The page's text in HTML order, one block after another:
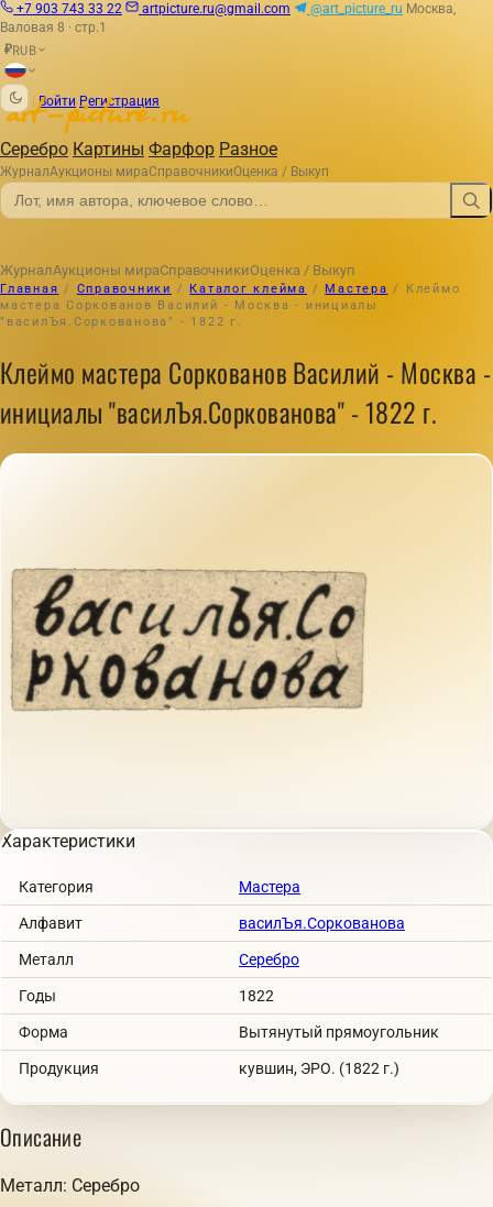
+7 903 743 33 22 artpicture.ru@gmail.com @art_picture_ru Москва,
Валовая 8 · стр.1
₽RUB
Войти Регистрация
Серебро Картины Фарфор Разное
ЖурналАукционы мираСправочникиОценка / Выкуп
ЖурналАукционы мираСправочникиОценка / Выкуп
Главная / Справочники / Каталог клейма / Мастера /
Клеймо
мастера Соркованов Василий - Москва - инициалы
"василЪя.Соркованова" - 1822 г.
Клеймо мастера Соркованов Василий - Москва -
инициалы "василЪя.Соркованова" - 1822 г.
Характеристики
Категория Мастера
Алфавит василЪя.Соркованова
Металл Серебро
Годы 1822
Форма Вытянутый прямоугольник
Продукция кувшин, ЭРО. (1822 г.)
Описание
Металл: Серебро